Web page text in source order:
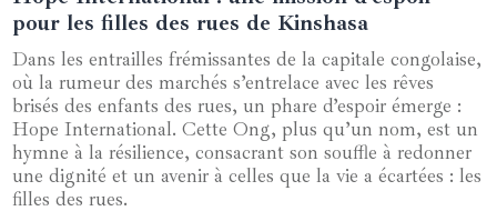
pour les filles des rues de Kinshasa
Dans les entrailles frémissantes de la capitale congolaise,
où la rumeur des marchés s’entrelace avec les rêves
brisés des enfants des rues, un phare d’espoir émerge :
Hope International. Cette Ong, plus qu’un nom, est un
hymne à la résilience, consacrant son souffle à redonner
une dignité et un avenir à celles que la vie a écartées : les
filles des rues.